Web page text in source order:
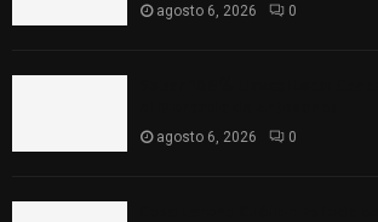
agosto 6, 2026 0
agosto 6, 2026 0